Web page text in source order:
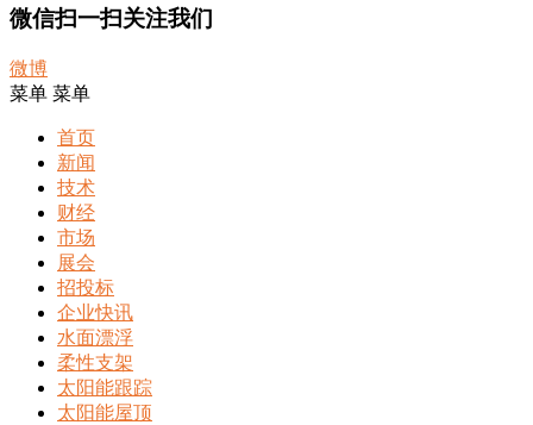
微信扫一扫关注我们
微博
菜单 菜单
首页
新闻
技术
财经
市场
展会
招投标
企业快讯
水面漂浮
柔性支架
太阳能跟踪
太阳能屋顶